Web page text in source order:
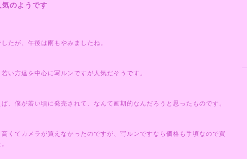
のようです
たが、午後は雨もやみましたね。
い方達を中心に写ルンですが人気だそうです。
、僕が若い頃に発売されて、なんて画期的なんだろうと思ったものです。
くてカメラが買えなかったのですが、写ルンですなら価格も手頃なので買